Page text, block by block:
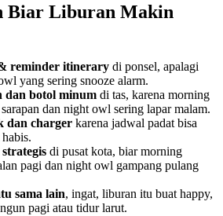
Biar Liburan Makin
reminder itinerary di ponsel, apalagi
yang sering snooze alarm.
dan botol minum di tas, karena morning
dan night owl sering lapar malam.
dan charger karena jadwal padat bisa
di pusat kota, biar morning
pagi dan night owl gampang pulang
sama lain, ingat, liburan itu buat happy,
pagi atau tidur larut.